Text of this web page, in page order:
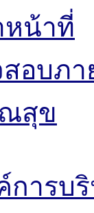
หน้าที่
อบภา
สุข
การ